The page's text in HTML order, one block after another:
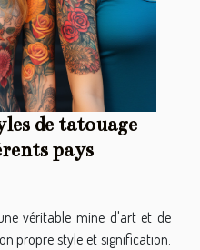
de tatouage
pays
véritable mine d'art et de
propre style et signification.